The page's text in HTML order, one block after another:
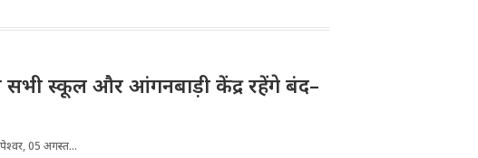
सभी स्कूल और आंगनबाड़ी केंद्र रहेंगे बंद–
05 अगस्त...